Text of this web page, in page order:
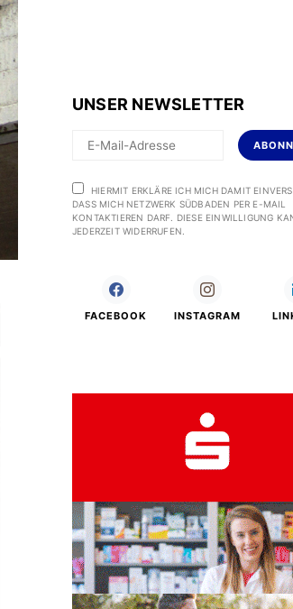
UNSER NEWSLETTER
HIERMIT ERKLÄRE ICH MICH DAMIT
DASS MICH NETZWERK SÜDBADEN PER E-MAIL
KONTAKTIEREN DARF. DIESE EINWILLIGUNG
JEDERZEIT WIDERRUFEN.
FACEBOOK INSTAGRAM